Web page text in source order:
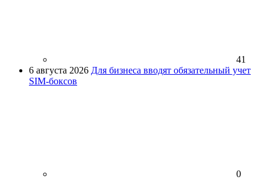
41
6 августа 2026 Для бизнеса вводят обязательный учет
SIM-боксов
0